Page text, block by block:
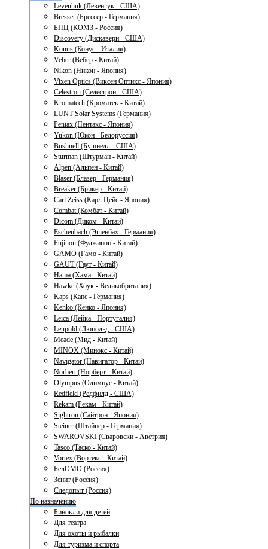
Levenhuk (Левенгук - США)
Bresser (Брессер - Германия)
БПЦ (КОМЗ - Россия)
Discovery (Дискавери - США)
Konus (Конус - Италия)
Veber (Вебер - Китай)
Nikon (Никон - Япония)
Vixen Optics (Виксен Оптикс - Япония)
Celestron (Селестрон - США)
Kromatech (Кроматек - Китай)
LUNT Solar Systems (Германия)
Pentax (Пентакс - Япония)
Yukon (Юкон - Белоруссия)
Bushnell (Бушнелл - США)
Sturman (Штурман - Китай)
Alpen (Альпен - Китай)
Blaser (Блазер - Германия)
Breaker (Брикер - Китай)
Carl Zeiss (Карл Цейс - Япония)
Combat (Комбат - Китай)
Dicom (Диком - Китай)
Eschenbach (Эшенбах - Германия)
Fujinon (Фуджинон - Китай)
GAMO (Гамо - Китай)
GAUT (Гаут - Китай)
Hama (Хама - Китай)
Hawke (Хоук - Великобритания)
Kaps (Капс - Германия)
Kenko (Кенко - Япония)
Leica (Лейка - Португалия)
Leupold (Люпольд - США)
Meade (Мид - Китай)
MINOX (Минокс - Китай)
Navigator (Навигатор - Китай)
Norbert (Норберт - Китай)
Olympus (Олимпус - Китай)
Redfield (Редфилд - США)
Rekam (Рекам - Китай)
Sightron (Сайтрон - Япония)
Steiner (Штайнер - Германия)
SWAROVSKI (Сваровски - Австрия)
Tasco (Таско - Китай)
Vortex (Вортекс - Китай)
БелОМО (Россия)
Зенит (Россия)
Следопыт (Россия)
По назначению
Бинокли для детей
Для театра
Для охоты и рыбалки
Для туризма и спорта